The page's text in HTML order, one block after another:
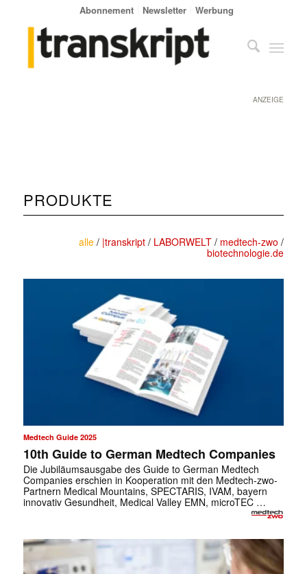
Abonnement Newsletter Werbung
ANZEIGE
PRODUKTE
alle / |transkript / LABORWELT / medtech-zwo /
biotechnologie.de
Medtech Guide 2025
10th Guide to German Medtech Companies
Die Jubiläumsausgabe des Guide to German Medtech
Companies erschien in Kooperation mit den Medtech-zwo-
Partnern Medical Mountains, SPECTARIS, IVAM, bayern
innovativ Gesundheit, Medical Valley EMN, microTEC …